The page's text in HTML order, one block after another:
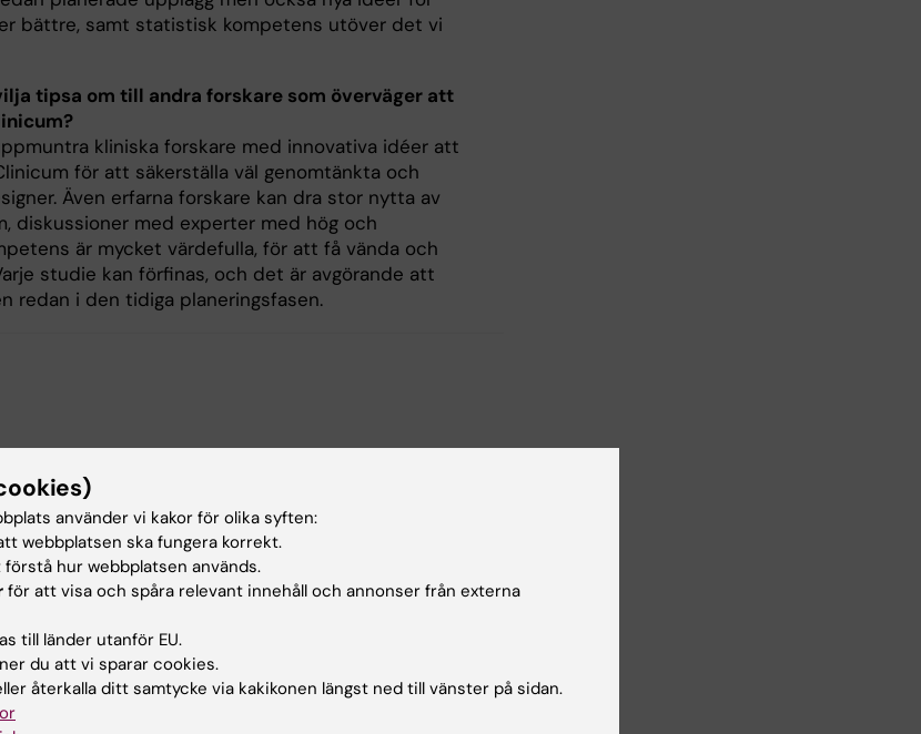
bättre, samt statistisk kompetens utöver det vi
tipsa om till andra forskare som överväger att
kliniska forskare med innovativa idéer att
för att säkerställa väl genomtänkta och
Även erfarna forskare kan dra stor nytta av
diskussioner med experter med hög och
är mycket värdefulla, för att få vända och
studie kan förfinas, och det är avgörande att
redan i den tidiga planeringsfasen.
använder vi kakor för olika syften:
webbplatsen ska fungera korrekt.
hur webbplatsen används.
för att visa och spåra relevant innehåll och annonser från externa
till länder utanför EU.
du att vi sparar cookies.
återkalla ditt samtycke via kakikonen längst ned till vänster på sidan.